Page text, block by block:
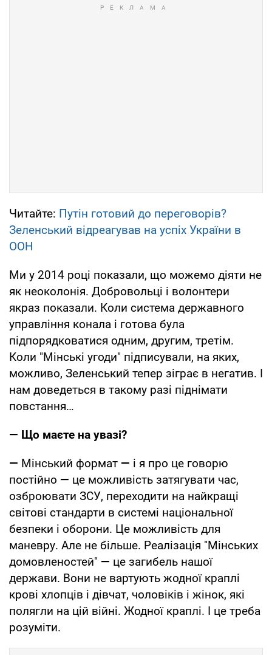
Читайте: Путін готовий до переговорів?
Зеленський відреагував на успіх України в
ООН
Ми у 2014 році показали, що можемо діяти не
як неоколонія. Добровольці і волонтери
якраз показали. Коли система державного
управління конала і готова була
підпорядковатися одним, другим, третім.
Коли "Мінські угоди" підписували, на яких,
можливо, Зеленський тепер зіграє в негатив. І
нам доведеться в такому разі піднімати
повстання…
— Що маєте на увазі?
— Мінський формат — і я про це говорю
постійно — це можливість затягувати час,
озброювати ЗСУ, переходити на найкращі
світові стандарти в системі національної
безпеки і оборони. Це можливість для
маневру. Але не більше. Реалізація "Мінських
домовленостей" — це загибель нашої
держави. Вони не вартують жодної краплі
крові хлопців і дівчат, чоловіків і жінок, які
полягли на цій війні. Жодної краплі. І це треба
розуміти.